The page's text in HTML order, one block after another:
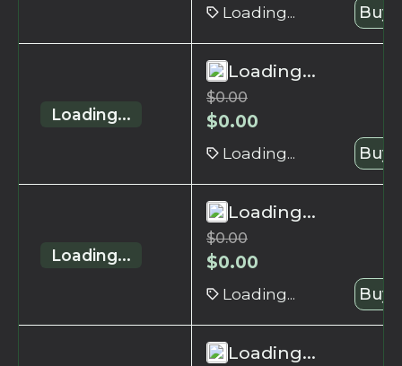
Loading... Buy
Loading...
Loading...
$0.00
$0.00
Loading... Buy
Loading...
Loading...
$0.00
$0.00
Loading... Buy
Loading...